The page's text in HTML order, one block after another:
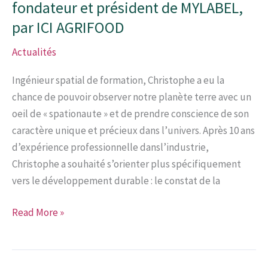
fondateur et président de MYLABEL,
par ICI AGRIFOOD
Actualités
Ingénieur spatial de formation, Christophe a eu la
chance de pouvoir observer notre planète terre avec un
oeil de « spationaute » et de prendre conscience de son
caractère unique et précieux dans l’univers. Après 10 ans
d’expérience professionnelle dansl’industrie,
Christophe a souhaité s’orienter plus spécifiquement
vers le développement durable : le constat de la
Interview
Read More »